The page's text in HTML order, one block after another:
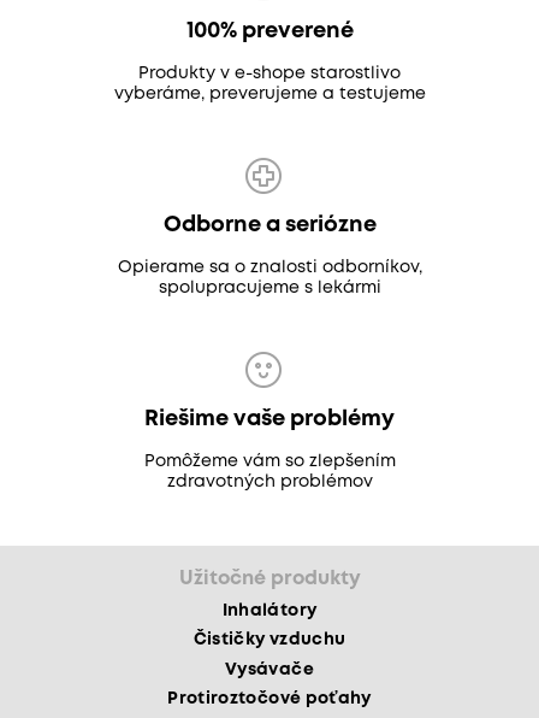
100% preverené
Produkty v e-shope starostlivo
vyberáme, preverujeme a testujeme
Odborne a seriózne
Opierame sa o znalosti odborníkov,
spolupracujeme s lekármi
Riešime vaše problémy
Pomôžeme vám so zlepšením
zdravotných problémov
Užitočné produkty
Inhalátory
Čističky vzduchu
Vysávače
Protiroztočové poťahy